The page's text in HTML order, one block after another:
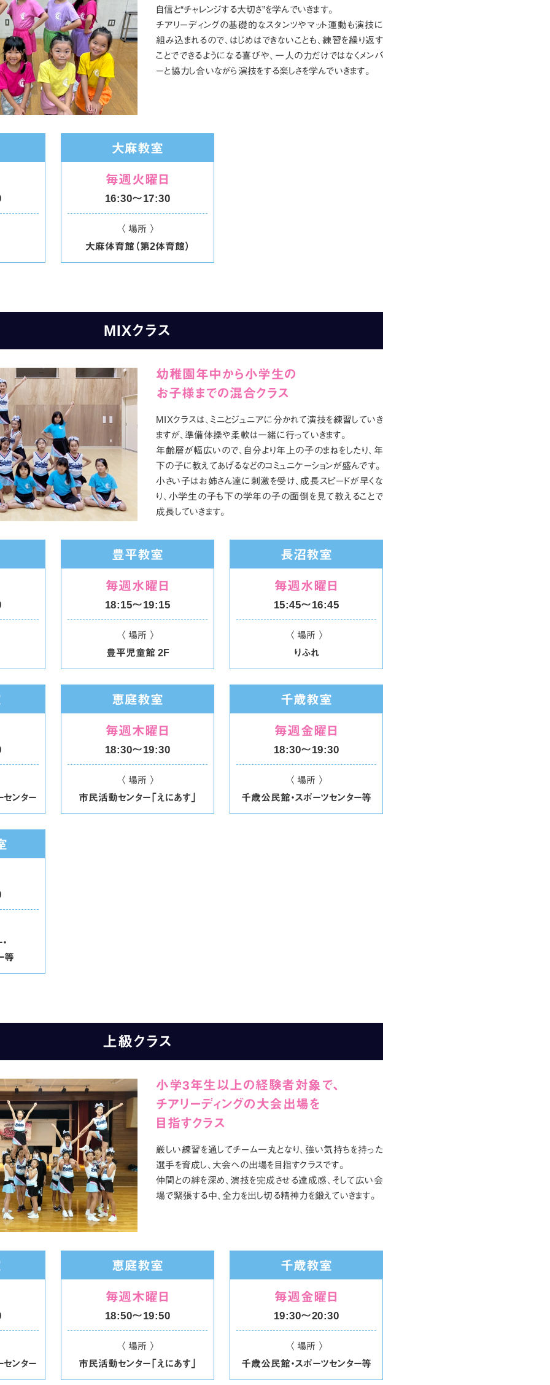
自信と“チャレンジする大切さ”を学んでいきます。
チアリーディングの基礎的なスタンツやマット運動も演技に
組み込まれるので、はじめはできないことも、練習を繰り返す
ことでできるようになる喜びや、一人の力だけではなくメンバ
ーと協力し合いながら演技をする楽しさを学んでいきます。
大麻教室
毎週火曜日
16:30〜17:30
〈 場所 〉
大麻体育館（第2体育館）
MIXクラス
幼稚園年中から小学生の
お子様までの混合クラス
MIXクラスは、ミニとジュニアに分かれて演技を練習していき
ますが、準備体操や柔軟は一緒に行っていきます。
年齢層が幅広いので、自分より年上の子のまねをしたり、年
下の子に教えてあげるなどのコミュニケーションが盛んです。
小さい子はお姉さん達に刺激を受け、成長スピードが早くな
り、小学生の子も下の学年の子の面倒を見て教えることで
成長していきます。
豊平教室
毎週水曜日
18:15〜19:15
〈 場所 〉
豊平児童館 2F
長沼教室
毎週水曜日
15:45〜16:45
〈 場所 〉
りふれ
センター
恵庭教室
毎週木曜日
18:30〜19:30
〈 場所 〉
市民活動センター「えにあす」
千歳教室
毎週金曜日
18:30〜19:30
〈 場所 〉
千歳公民館・スポーツセンター等
等
上級クラス
小学3年生以上の経験者対象で、
チアリーディングの大会出場を
目指すクラス
厳しい練習を通してチーム一丸となり、強い気持ちを持った
選手を育成し、大会への出場を目指すクラスです。
仲間との絆を深め、演技を完成させる達成感、そして広い会
場で緊張する中、全力を出し切る精神力を鍛えていきます。
センター
恵庭教室
毎週木曜日
18:50〜19:50
〈 場所 〉
市民活動センター「えにあす」
千歳教室
毎週金曜日
19:30〜20:30
〈 場所 〉
千歳公民館・スポーツセンター等